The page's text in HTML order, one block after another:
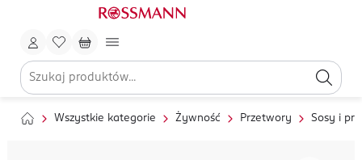
Wszystkie kategorie Żywność Przetwory Sosy i